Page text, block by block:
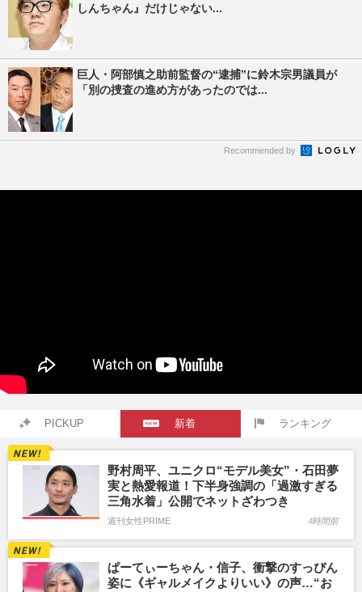
しんちゃん』だけじゃない...
巨人・阿部慎之助前監督の“逮捕”に鈴木宗男議員が
「別の捜査の進め方があったのでは...
Recommended by
PICKUP 新着 ランキング
野村周平、ユニクロ“モデル美女”・石田夢
実と熱愛報道！下半身強調の「過激すぎる
三角水着」公開でネットざわつき
週刊女性PRIME 4時間前
ぱーてぃーちゃん・信子、衝撃のすっぴん
姿に《ギャルメイクよりいい》の声…“お